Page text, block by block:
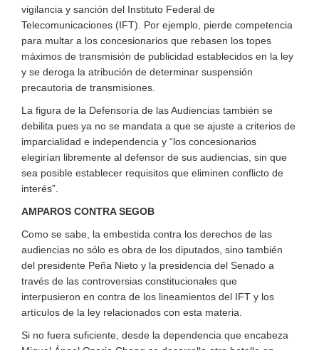
vigilancia y sanción del Instituto Federal de
Telecomunicaciones (IFT). Por ejemplo, pierde competencia
para multar a los concesionarios que rebasen los topes
máximos de transmisión de publicidad establecidos en la ley
y se deroga la atribución de determinar suspensión
precautoria de transmisiones.
La figura de la Defensoría de las Audiencias también se
debilita pues ya no se mandata a que se ajuste a criterios de
imparcialidad e independencia y “los concesionarios
elegirían libremente al defensor de sus audiencias, sin que
sea posible establecer requisitos que eliminen conflicto de
interés”.
AMPAROS CONTRA SEGOB
Como se sabe, la embestida contra los derechos de las
audiencias no sólo es obra de los diputados, sino también
del presidente Peña Nieto y la presidencia del Senado a
través de las controversias constitucionales que
interpusieron en contra de los lineamientos del IFT y los
artículos de la ley relacionados con esta materia.
Si no fuera suficiente, desde la dependencia que encabeza